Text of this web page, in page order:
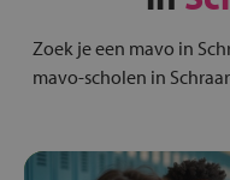
Zoek je een mavo in
mavo-scholen in